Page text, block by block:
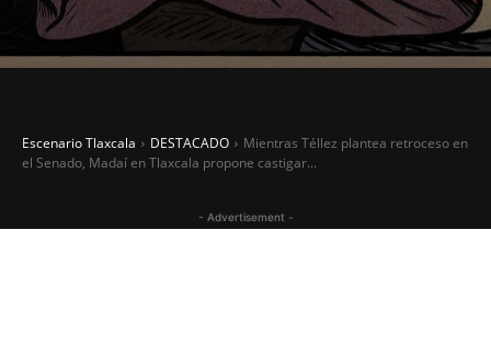
Escenario Tlaxcala DESTACADO
Mientras Téllez plantea retroceso en
el Senado, Madaí en Tlaxcala propone castigar...
- Advertisement -